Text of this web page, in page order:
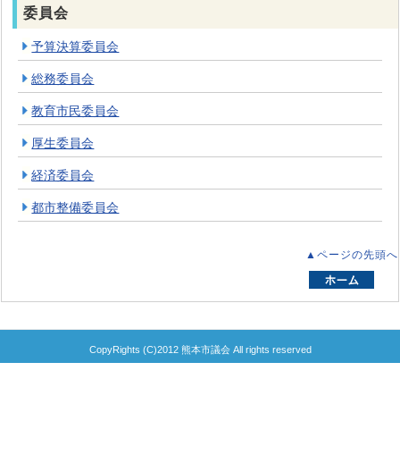
委員会
予算決算委員会
総務委員会
教育市民委員会
厚生委員会
経済委員会
都市整備委員会
▲ページの先頭へ
CopyRights (C)2012 熊本市議会 All rights reserved